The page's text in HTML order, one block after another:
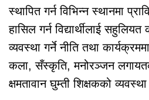
स्थापित गर्न विभिन्न स्थानमा
हासिल गर्न विद्यार्थीलाई सहुलियत
व्यवस्था गर्ने नीति तथा
कला, सँस्कृति, मनोरञ्जन
क्षमतावान घुम्ती शिक्षकको